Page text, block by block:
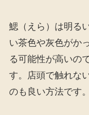
鰓（えら）は明る
い茶色や灰色がか
る可能性が高いの
す。店頭で触れな
のも良い方法です。